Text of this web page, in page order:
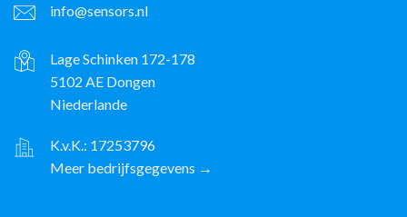
info@sensors.nl
Lage Schinken 172-178
5102 AE Dongen
Niederlande
K.v.K.: 17253796
Meer bedrijfsgegevens →